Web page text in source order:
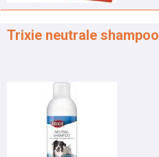
Trixie neutrale shampoo